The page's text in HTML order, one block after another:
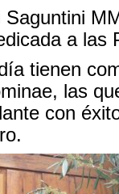
a las
tienen
las
con